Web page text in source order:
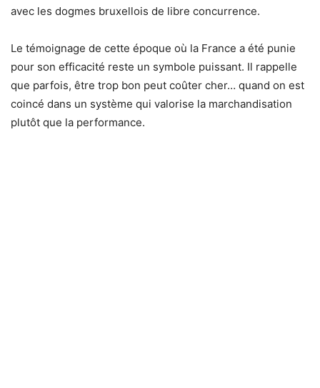
avec les dogmes bruxellois de libre concurrence.
Le témoignage de cette époque où la France a été punie
pour son efficacité reste un symbole puissant. Il rappelle
que parfois, être trop bon peut coûter cher… quand on est
coincé dans un système qui valorise la marchandisation
plutôt que la performance.